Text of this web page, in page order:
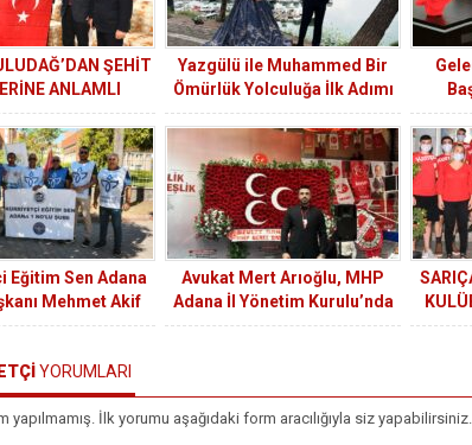
ŞEHİT
ANLAMLI
ZİYARET
Yazgülü ile Muhammed Bir
Ömürlük Yolculuğa İlk Adımı
Attı
Eğitim Sen Adana
Mehmet Akif
yoksa huzur yok!
Avukat Mert Arıoğlu, MHP
Adana İl Yönetim Kurulu’nda
Yeniden Görev Aldı
YORUMLARI
yapılmamış. İlk yorumu aşağıdaki form aracılığıyla siz yapabilirsiniz.